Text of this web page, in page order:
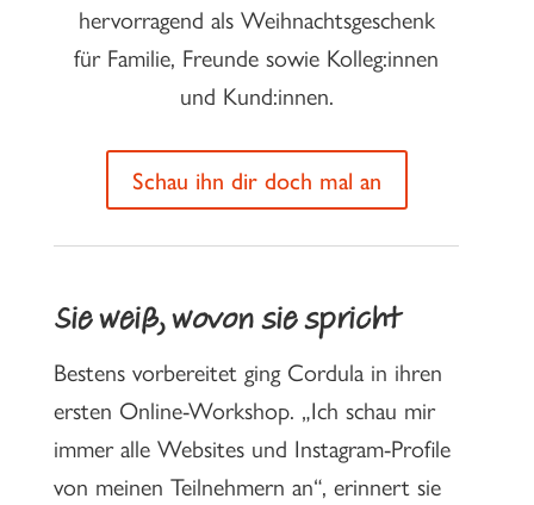
hervorragend als Weihnachtsgeschenk
für Familie, Freunde sowie Kolleg:innen
und Kund:innen.
Schau ihn dir doch mal an
Sie weiß, wovon sie spricht
Bestens vorbereitet ging Cordula in ihren
ersten Online-Workshop. „Ich schau mir
immer alle Websites und Instagram-Profile
von meinen Teilnehmern an“, erinnert sie